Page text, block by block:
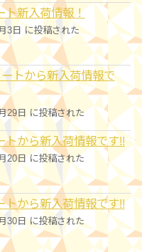
ト新入荷情報！
3日 に投稿された
トから新入荷情報で
29日 に投稿された
トから新入荷情報です!!
20日 に投稿された
トから新入荷情報です!!
30日 に投稿された